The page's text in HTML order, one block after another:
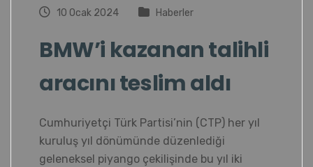
10 Ocak 2024 Haberler
BMW’i kazanan talihli
aracını teslim aldı
Cumhuriyetçi Türk Partisi’nin (CTP) her yıl
kuruluş yıl dönümünde düzenlediği
geleneksel piyango çekilişinde bu yıl iki